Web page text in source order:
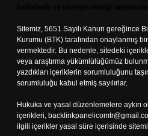
Sitemiz, 5651 Sayılı Kanun gereğince
Kurumu (BTK) tarafından onaylanmış
vermektedir. Bu nedenle, sitedeki
veya araştırma yükümlülüğümüz
yazdıkları içeriklerin sorumluluğunu
sorumluluğu kabul etmiş sayılırlar.
Hukuka ve yasal düzenlemelere aykırı
içerikleri,
ilgili içerikler yasal süre içerisinde